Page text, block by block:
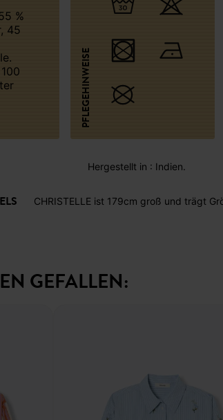
45
PFLEGEHINWEISE
Hergestellt in : Indien.
CHRISTELLE ist 179cm groß und trägt
GEFALLEN: